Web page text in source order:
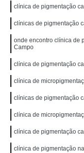
clínica de pigmentação
clínicas de pigmentação
onde encontro clínica de
Campo
clínica de pigmentação
clínica de
clínicas de pigmentação
clínica de
clínica de pigmentação
clínica de pigmentação